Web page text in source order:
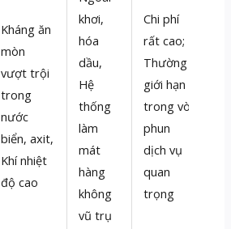
Kháng ăn
mòn
vượt trội
trong
nước
biển, axit,
Khí nhiệt
độ cao
khơi,
hóa
dầu,
Hệ
thống
làm
mát
hàng
không
vũ trụ
Chi phí
rất cao;
Thường
giới hạn
trong vòi
phun
dịch vụ
quan
trọng